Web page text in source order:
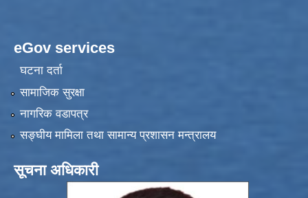
eGov services
घटना दर्ता
सामाजिक सुरक्षा
नागरिक वडापत्र
सङ्‍घीय मामिला तथा सामान्य प्रशासन मन्त्रालय
सूचना अधिकारी